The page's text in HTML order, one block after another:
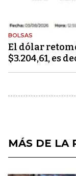
BOLSAS
El dólar
$3.204,61, es
MÁS DE LA